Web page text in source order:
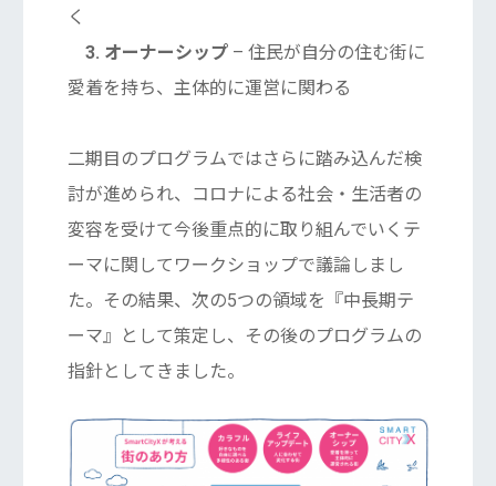
く
3. オーナーシップ– 住民が自分の住む街に
愛着を持ち、主体的に運営に関わる
二期目のプログラムではさらに踏み込んだ検
討が進められ、コロナによる社会・生活者の
変容を受けて今後重点的に取り組んでいくテ
ーマに関してワークショップで議論しまし
た。その結果、次の5つの領域を『中長期テ
ーマ』として策定し、その後のプログラムの
指針としてきました。